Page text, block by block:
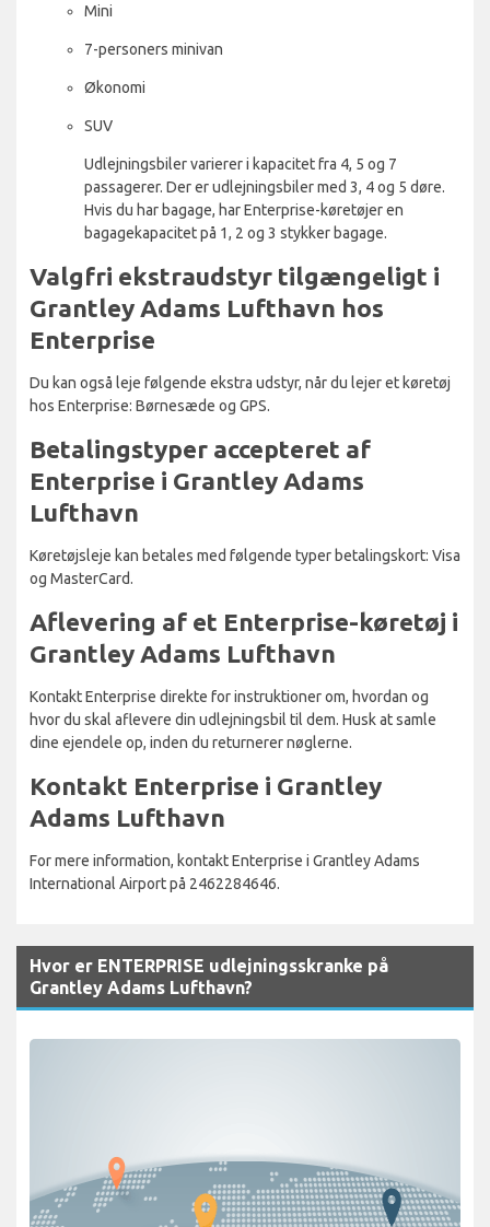
Mini
7-personers minivan
Økonomi
SUV
Udlejningsbiler varierer i kapacitet fra 4, 5 og 7
passagerer. Der er udlejningsbiler med 3, 4 og 5 døre.
Hvis du har bagage, har Enterprise-køretøjer en
bagagekapacitet på 1, 2 og 3 stykker bagage.
Valgfri ekstraudstyr tilgængeligt i
Grantley Adams Lufthavn hos
Enterprise
Du kan også leje følgende ekstra udstyr, når du lejer et køretøj
hos Enterprise: Børnesæde og GPS.
Betalingstyper accepteret af
Enterprise i Grantley Adams
Lufthavn
Køretøjsleje kan betales med følgende typer betalingskort: Visa
og MasterCard.
Aflevering af et Enterprise-køretøj i
Grantley Adams Lufthavn
Kontakt Enterprise direkte for instruktioner om, hvordan og
hvor du skal aflevere din udlejningsbil til dem. Husk at samle
dine ejendele op, inden du returnerer nøglerne.
Kontakt Enterprise i Grantley
Adams Lufthavn
For mere information, kontakt Enterprise i Grantley Adams
International Airport på 2462284646.
Hvor er ENTERPRISE udlejningsskranke på
Grantley Adams Lufthavn?